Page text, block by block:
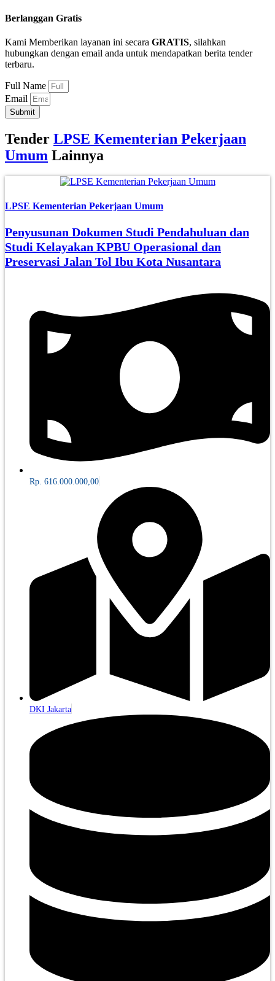
Berlanggan Gratis
Kami Memberikan layanan ini secara GRATIS, silahkan
hubungkan dengan email anda untuk mendapatkan berita tender
terbaru.
Full Name
Email
Submit
Tender LPSE Kementerian Pekerjaan
Umum Lainnya
LPSE Kementerian Pekerjaan Umum
Penyusunan Dokumen Studi Pendahuluan dan
Studi Kelayakan KPBU Operasional dan
Preservasi Jalan Tol Ibu Kota Nusantara
Rp. 616.000.000,00
DKI Jakarta